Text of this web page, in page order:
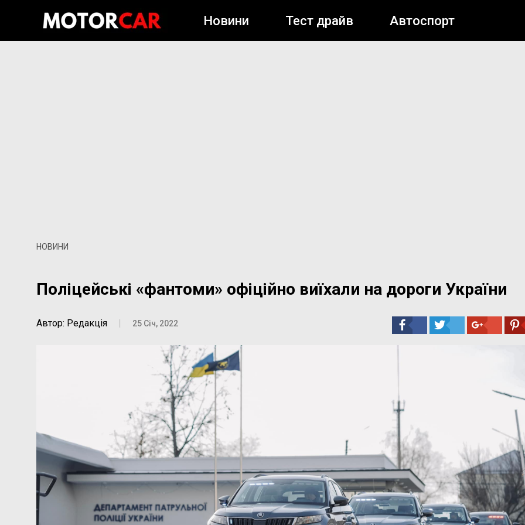
Новини Тест драйв Автоспорт
НОВИНИ
Поліцейські «фантоми» офіційно виїхали на дороги України
Автор: Редакція | 25 Січ, 2022